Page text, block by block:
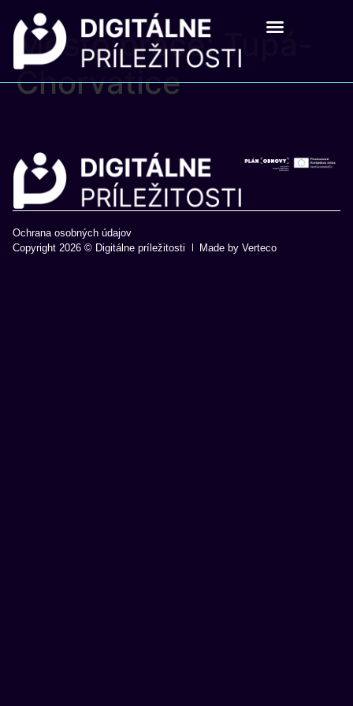
Mesto práce:Tupá-
Chorvatice
Copyright 2026 © Digitálne príležitosti Made by Verteco
Ochrana osobných údajov